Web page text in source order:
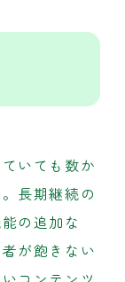
いても数か
長期継続の
の追加な
が飽きない